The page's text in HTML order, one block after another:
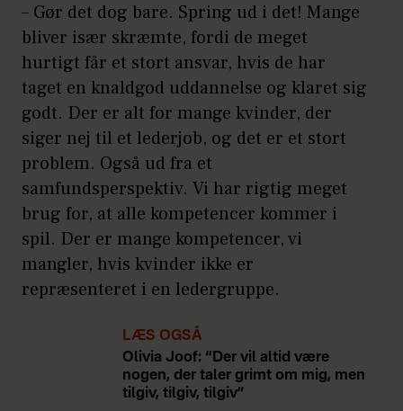
– Gør det dog bare. Spring ud i det! Mange
bliver især skræmte, fordi de meget
hurtigt får et stort ansvar, hvis de har
taget en knaldgod uddannelse og klaret sig
godt. Der er alt for mange kvinder, der
siger nej til et lederjob, og det er et stort
problem. Også ud fra et
samfundsperspektiv. Vi har rigtig meget
brug for, at alle kompetencer kommer i
spil. Der er mange kompetencer, vi
mangler, hvis kvinder ikke er
repræsenteret i en ledergruppe.
LÆS OGSÅ
Olivia Joof: “Der vil altid være
nogen, der taler grimt om mig, men
tilgiv, tilgiv, tilgiv”